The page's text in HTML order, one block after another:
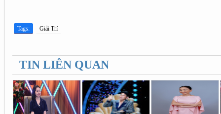
Tags: Giải Trí
TIN LIÊN QUAN